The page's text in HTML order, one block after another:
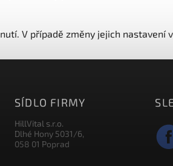
V případě změny jejich
SÍDLO FIRMY
HillVital s.r.o.
Dlhé Hony 5031/6,
058 01 Poprad